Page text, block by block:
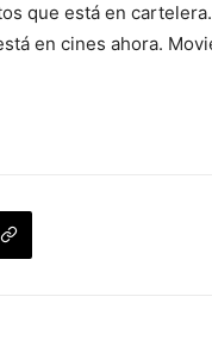
que está en cartelera.
en cines ahora.